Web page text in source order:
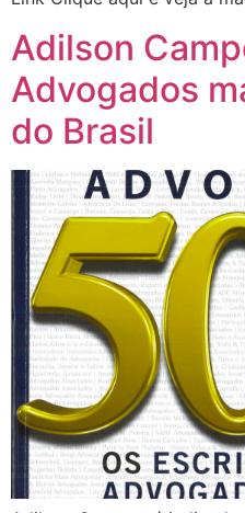
Adilson
Advogados
do Brasil